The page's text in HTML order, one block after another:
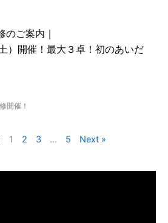
ご案内｜
開催！最大３卓！初のあいだ
開催！
1 2 3 … 5 Next »